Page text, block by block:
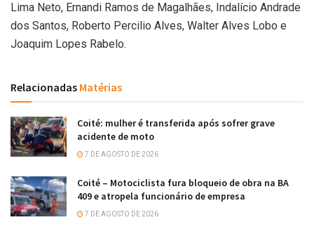
Lima Neto, Ernandi Ramos de Magalhães, Indalício Andrade
dos Santos, Roberto Percilio Alves, Walter Alves Lobo e
Joaquim Lopes Rabelo.
Relacionadas Matérias
Coité: mulher é transferida após sofrer grave
acidente de moto
7 DE AGOSTO DE 2026
Coité – Motociclista fura bloqueio de obra na BA
409 e atropela funcionário de empresa
7 DE AGOSTO DE 2026